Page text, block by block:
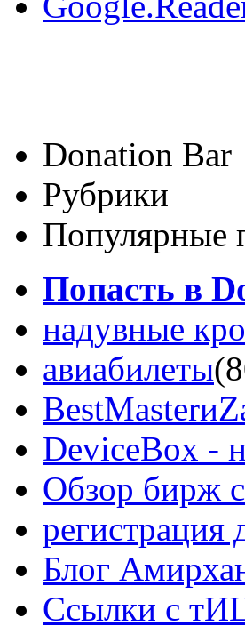
Donation Bar
Рубрики
Популярные
Попасть в
надувные
авиабилеты
DeviceBox -
Обзор бирж
регистрация
Блог
Ссылки с